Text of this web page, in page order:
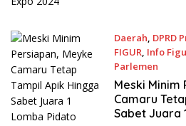
Daerah, DPRD
FIGUR, Info
Parlemen
17 Juni 2023
Meski Minim
Camaru
Sabet Juara